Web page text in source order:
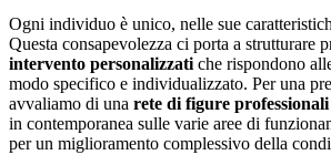
Ogni individuo è unico, nelle sue
intervento personalizzati che rispondono
modo specifico e individualizzato. Per una
avvaliamo di una rete di figure professionali
in contemporanea sulle varie aree di
per un miglioramento complessivo della